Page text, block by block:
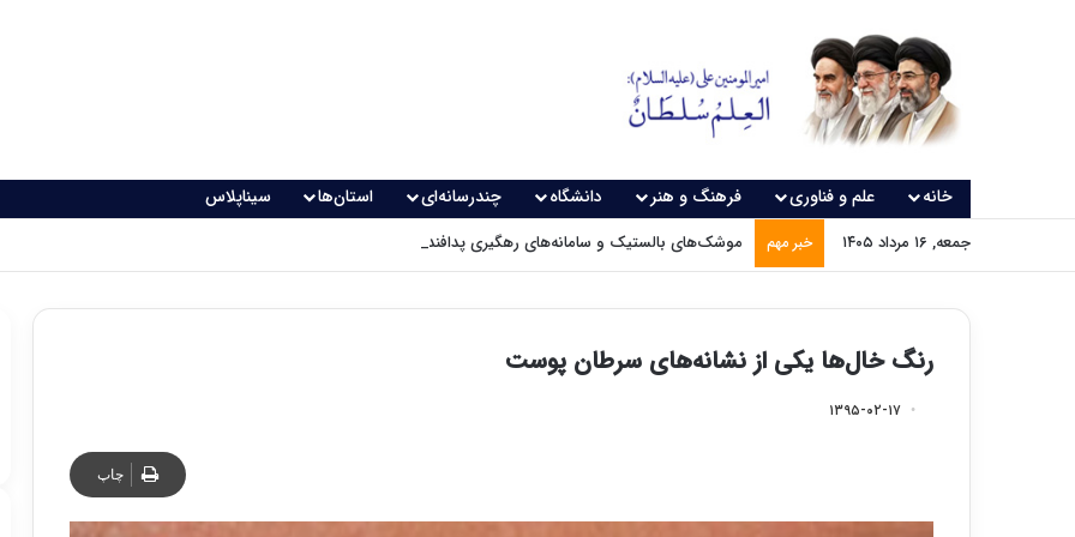
خانه علم و فناوری فرهنگ و هنر دانشگاه چندرسانه‌ای استان‌ها سیناپلاس
جمعه, ۱۶ مرداد ۱۴۰۵ خبر مهم موشک‌های بالستیک و سامانه‌های رهگیری پدافندی چگونه کار می کنند؟
رنگ خال‌ها یکی از نشانه‌های سرطان پوست
۱۳۹۵-۰۲-۱۷
چاپ